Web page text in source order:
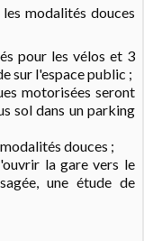
modalités douces
pour les vélos et 3
sur l'espace public ;
motorisées seront
sol dans un parking
douces ;
la gare vers le
une étude de